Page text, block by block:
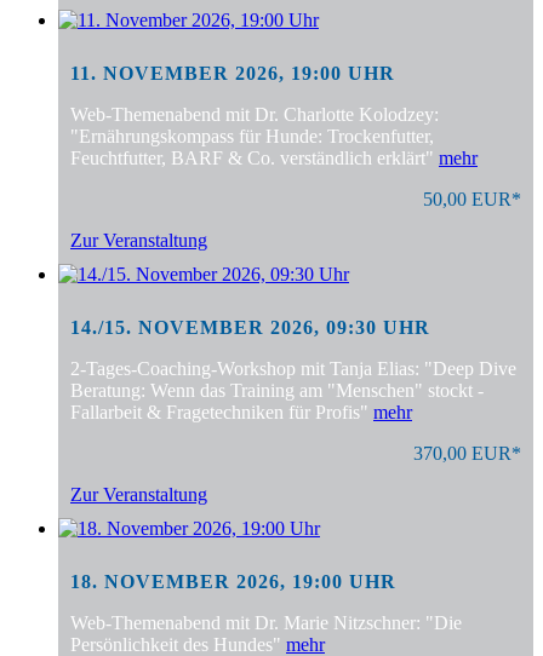
11. NOVEMBER 2026, 19:00 UHR
Web-Themenabend mit Dr. Charlotte Kolodzey:
"Ernährungskompass für Hunde: Trockenfutter,
Feuchtfutter, BARF & Co. verständlich erklärt" mehr
50,00 EUR*
Zur Veranstaltung
14./15. NOVEMBER 2026, 09:30 UHR
2-Tages-Coaching-Workshop mit Tanja Elias: "Deep Dive
Beratung: Wenn das Training am "Menschen" stockt -
Fallarbeit & Fragetechniken für Profis" mehr
370,00 EUR*
Zur Veranstaltung
18. NOVEMBER 2026, 19:00 UHR
Web-Themenabend mit Dr. Marie Nitzschner: "Die
Persönlichkeit des Hundes" mehr